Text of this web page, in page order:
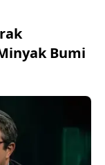
Bumi